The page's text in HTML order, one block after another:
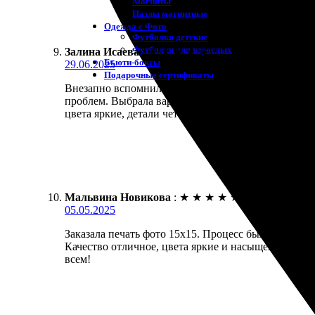
Пазлы магнитные
Одежда с Фото
Футболки детские
Футболки для взрослых
Бьюти-боксы
Подарочные сертификаты
Залина Исаева : ★ ★ ★ ★ ★
29.06.2025
Внезапно вспомнила, что хочу распечатать фото
проблем. Выбрала вариант доставки, указала
цвета яркие, детали четкие. Обязательно вернусь
Мальвина Новикова : ★ ★ ★ ★ ★
05.05.2025
Заказала печать фото 15х15. Процесс был
Качество отличное, цвета яркие и насыщенные,
всем!